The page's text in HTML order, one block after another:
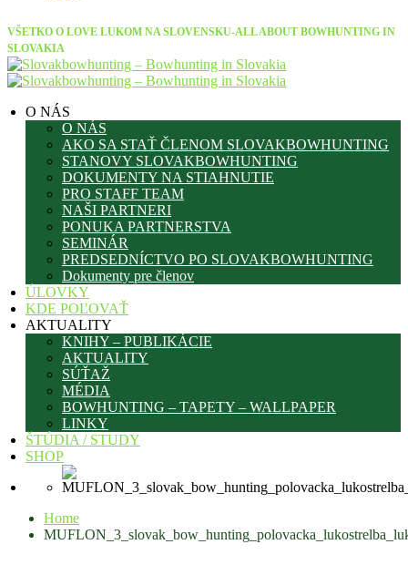
VŠETKO O LOVE LUKOM NA SLOVENSKU-ALL ABOUT BOWHUNTING IN
SLOVAKIA
O NÁS
O NÁS
AKO SA STAŤ ČLENOM SLOVAKBOWHUNTING
STANOVY SLOVAKBOWHUNTING
DOKUMENTY NA STIAHNUTIE
PRO STAFF TEAM
NAŠI PARTNERI
PONUKA PARTNERSTVA
SEMINÁR
PREDSEDNÍCTVO PO SLOVAKBOWHUNTING
Dokumenty pre členov
ÚLOVKY
KDE POĽOVAŤ
AKTUALITY
KNIHY – PUBLIKÁCIE
AKTUALITY
SÚŤAŽ
MÉDIA
BOWHUNTING – TAPETY – WALLPAPER
LINKY
ŠTÚDIA / STUDY
SHOP
Home